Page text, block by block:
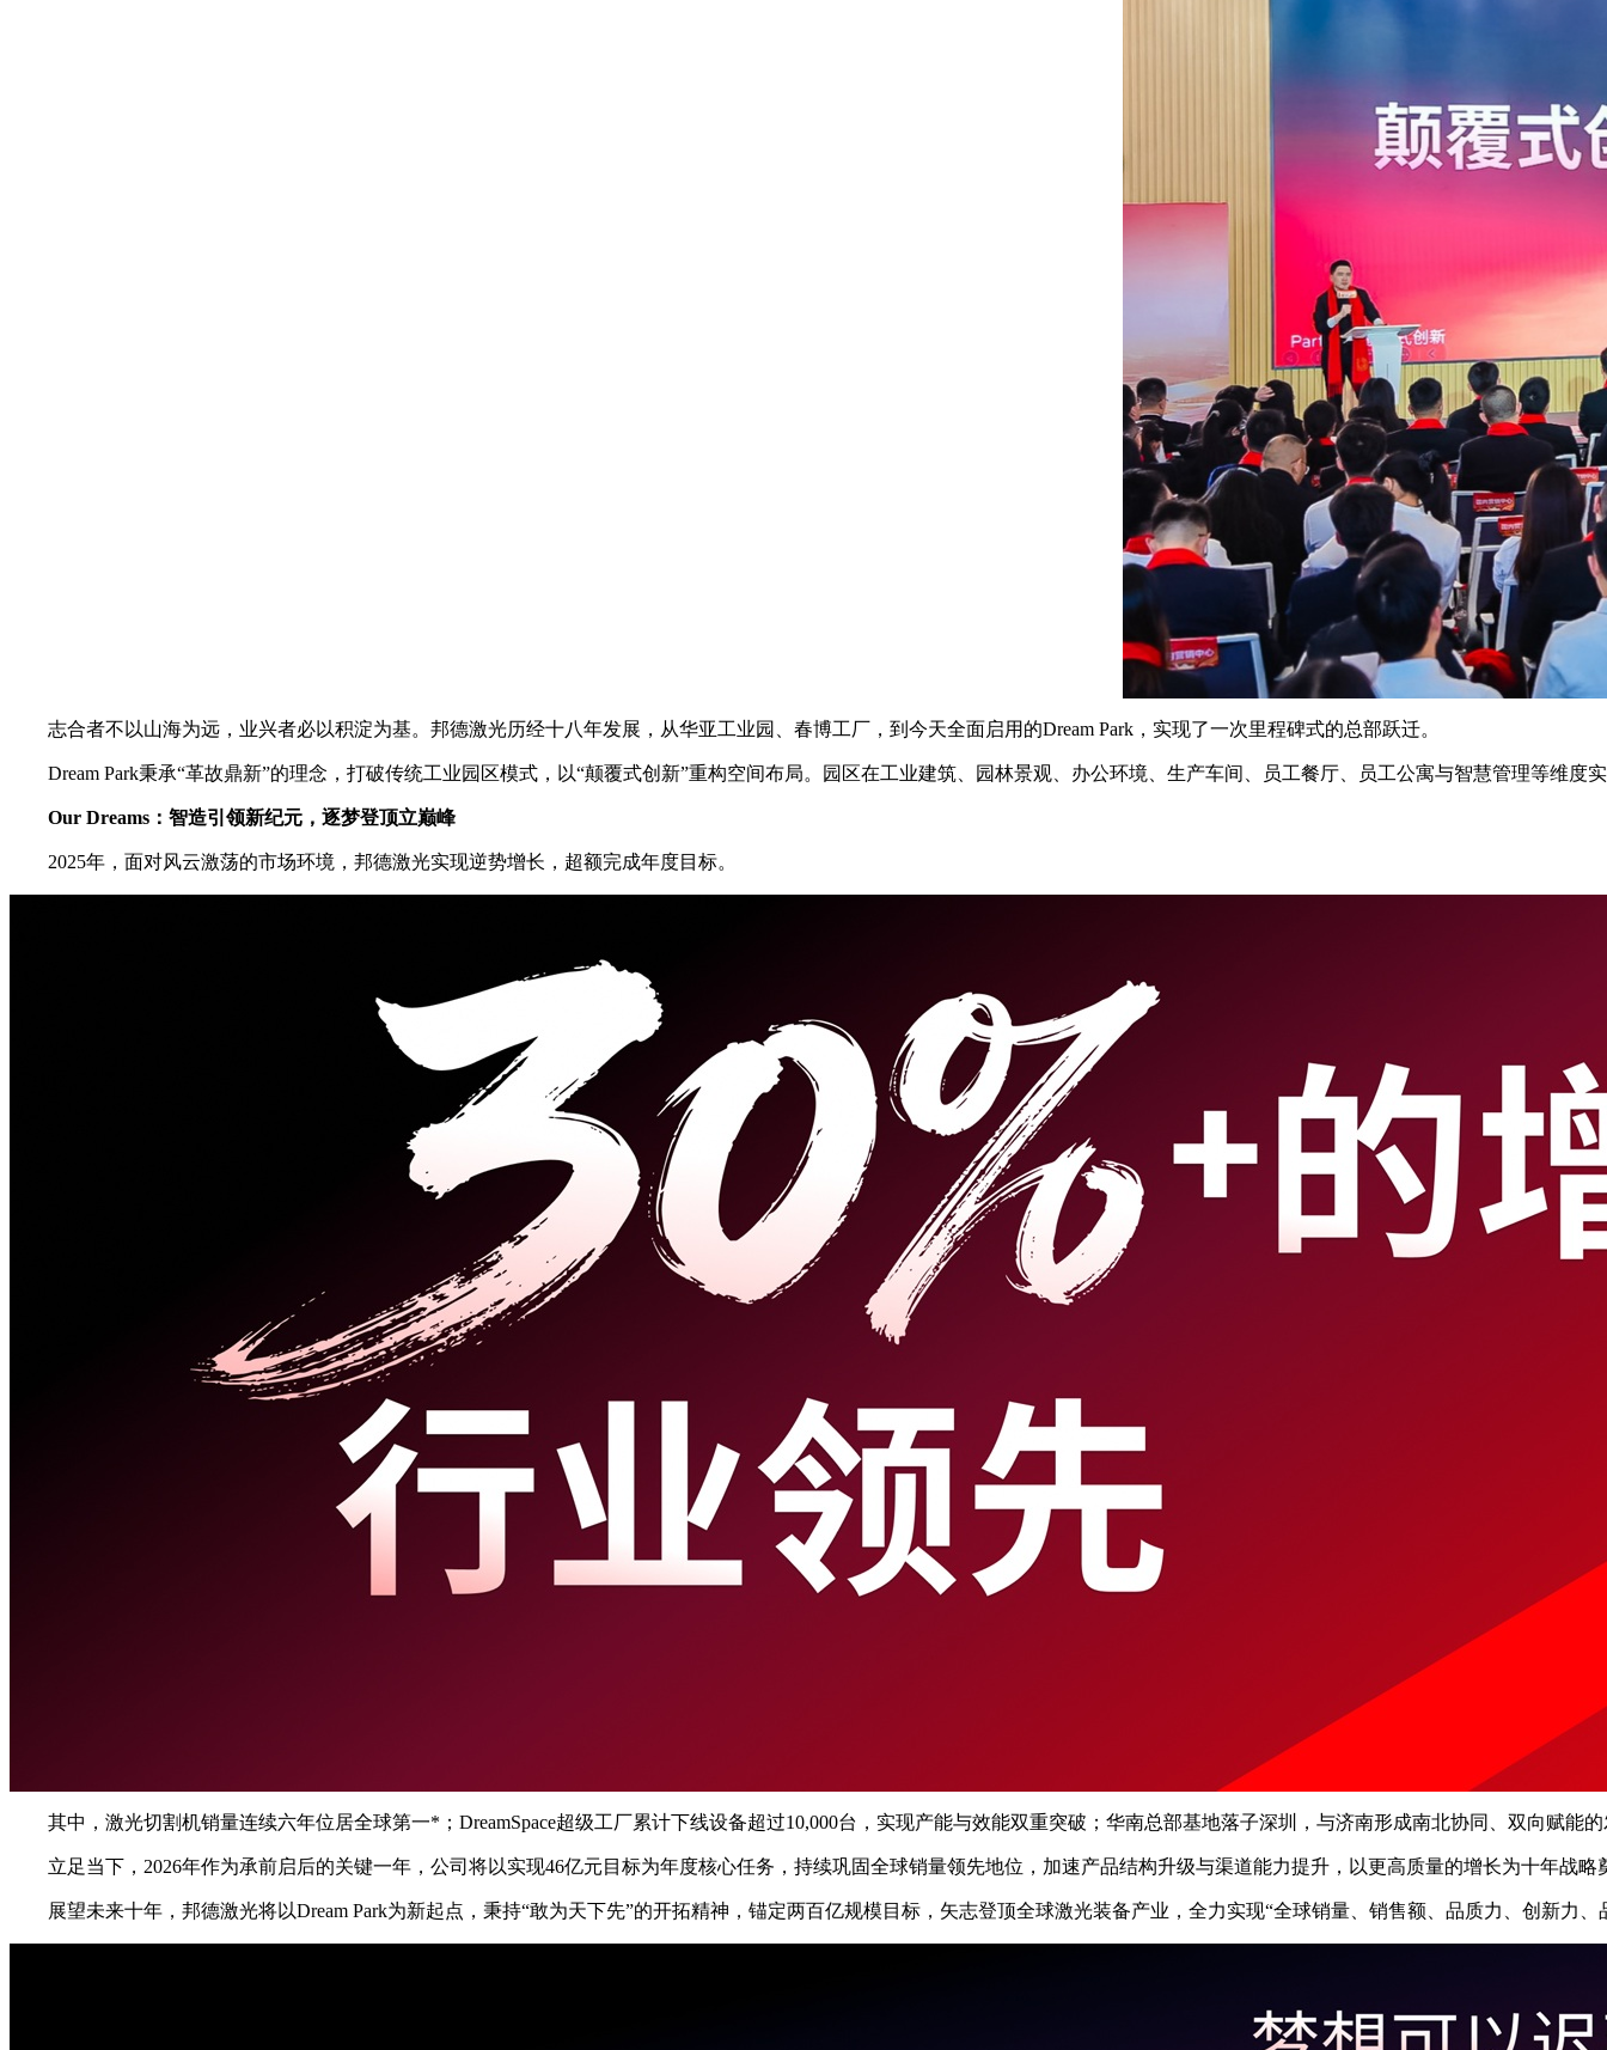
志合者不以山海为远，业兴者必以积淀为基。邦德激光历经十八年发展，从华亚工业园、春博工厂，到今天全面启用的Dream Park，实现了一次里程碑式的总部跃迁。
Dream Park秉承“革故鼎新”的理念，打破传统工业园区模式，以“颠覆式创新”重构空间布局。园区在工业建筑、园林景观、办公环境、生产车间、员工餐厅、员工公寓与智慧管理等维
Our Dreams：智造引领新纪元，逐梦登顶立巅峰
2025年，面对风云激荡的市场环境，邦德激光实现逆势增长，超额完成年度目标。
其中，激光切割机销量连续六年位居全球第一*；DreamSpace超级工厂累计下线设备超过10,000台，实现产能与效能双重突破；华南总部基地落子深圳，与济南形成南北协同、双向
立足当下，2026年作为承前启后的关键一年，公司将以实现46亿元目标为年度核心任务，持续巩固全球销量领先地位，加速产品结构升级与渠道能力提升，以更高质量的增长为十年战略
展望未来十年，邦德激光将以Dream Park为新起点，秉持“敢为天下先”的开拓精神，锚定两百亿规模目标，矢志登顶全球激光装备产业，全力实现“全球销量、销售额、品质力、创新力